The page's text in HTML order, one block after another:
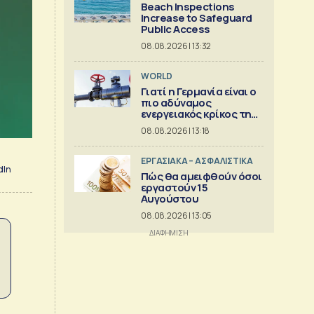
Beach Inspections
Increase to Safeguard
Public Access
08.08.2026 | 13:32
WORLD
Γιατί η Γερμανία είναι ο
πιο αδύναμος
ενεργειακός κρίκος της
Ευρώπης
08.08.2026 | 13:18
ΕΡΓΑΣΙΑΚΑ – ΑΣΦΑΛΙΣΤΙΚΑ
Πώς θα αμειφθούν όσοι
εργαστούν 15
Αυγούστου
08.08.2026 | 13:05